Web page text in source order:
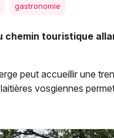
Sports
Soirées
Expos
Nantes
Paris
gastronomie
touristique
peut accueillir une
vosgiennes